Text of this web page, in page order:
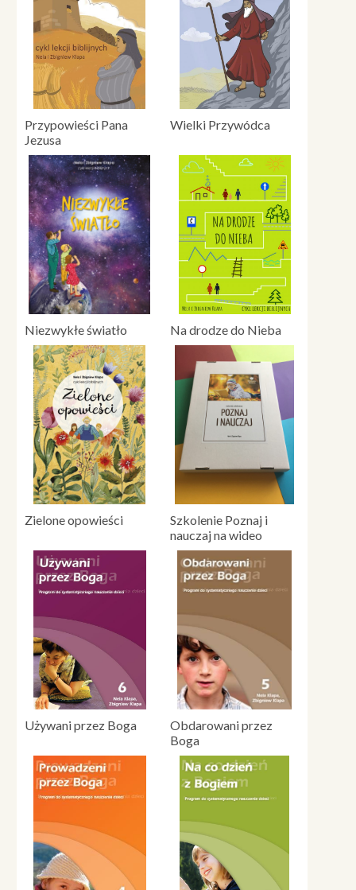
Przypowieści Pana
Jezusa
Wielki Przywódca
Niezwykłe światło Na drodze do Nieba
Zielone opowieści
Szkolenie Poznaj i
nauczaj na wideo
Używani przez Boga
Obdarowani przez
Boga